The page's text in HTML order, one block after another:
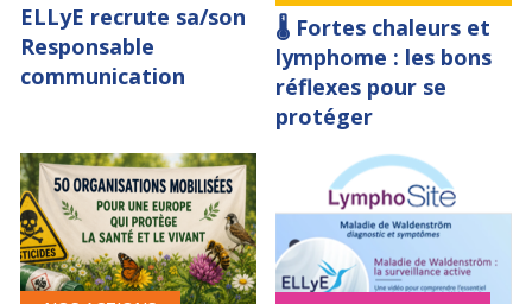
ELLyE recrute sa/son
Responsable
communication
🌡️ Fortes chaleurs et
lymphome : les bons
réflexes pour se
protéger